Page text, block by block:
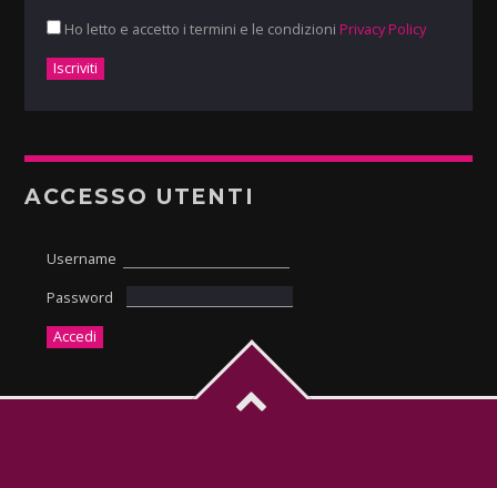
Ho letto e accetto i termini e le condizioni Privacy Policy
ACCESSO UTENTI
Username
Password